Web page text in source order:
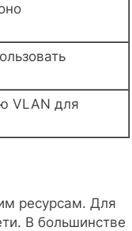
VLAN для
ресурсам. Для
В большинстве